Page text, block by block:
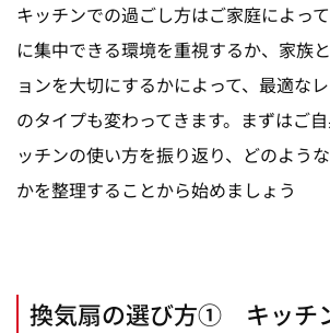
キッチンでの過ごし方はご家庭によっ
に集中できる環境を重視するか、家族
ョンを大切にするかによって、最適な
のタイプも変わってきます。まずはご
ッチンの使い方を振り返り、どのよう
かを整理することから始めましょう
換気扇の選び方① キッチ